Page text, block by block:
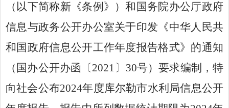
（以下简称新《条例》）和国务院办公厅政府
信息与政务公开办公室关于印发《中华人民共
和国政府信息公开工作年度报告格式》的通知
（国办公开办函〔2021 〕 30号）要求编制 ，特
向社会公布2024年度库尔勒市水利局信息公开